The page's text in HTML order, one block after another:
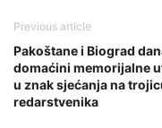
Previous article
Pakoštane i Biograd
domaćini memorijalne
u znak sjećanja na
redarstvenika